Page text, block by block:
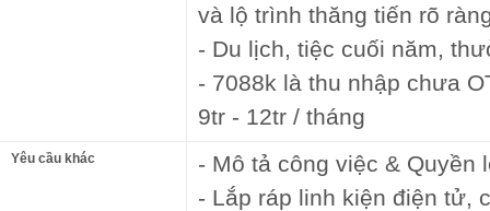
và lộ trình thăng tiến rõ
- Du lịch, tiệc cuối năm,
- 7088k là thu nhập chưa
9tr - 12tr / tháng
Yêu cầu khác
- Mô tả công việc & Quyền
- Lắp ráp linh kiện điện tử,